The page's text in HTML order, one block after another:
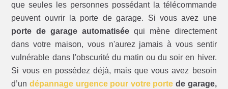
que seules les personnes possédant la télécommande
peuvent ouvrir la porte de garage. Si vous avez une
porte de garage automatisée qui mène directement
dans votre maison, vous n'aurez jamais à vous sentir
vulnérable dans l'obscurité du matin ou du soir en hiver.
Si vous en possédez déjà, mais que vous avez besoin
d’undépannage urgence pour votre porte de garage,